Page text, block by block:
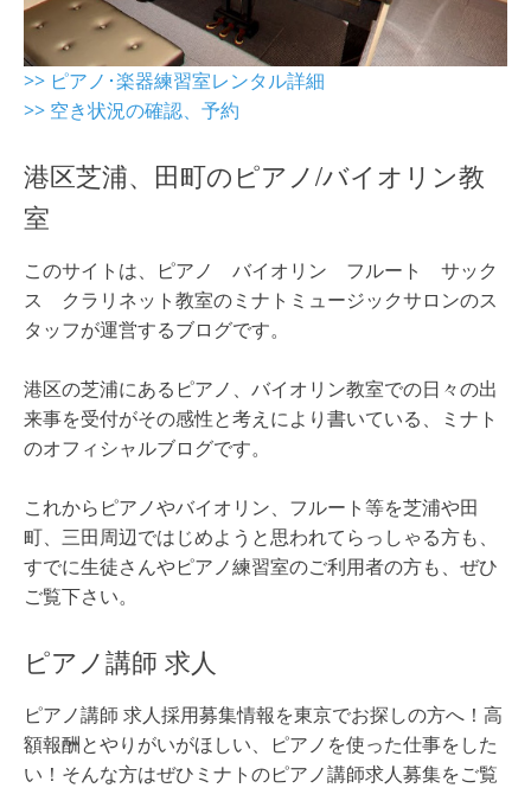
>> ピアノ･楽器練習室レンタル詳細
>> 空き状況の確認、予約
港区芝浦、田町のピアノ/バイオリン教
室
このサイトは、ピアノ バイオリン フルート サック
ス クラリネット教室のミナトミュージックサロンのス
タッフが運営するブログです。
港区の芝浦にあるピアノ、バイオリン教室での日々の出
来事を受付がその感性と考えにより書いている、ミナト
のオフィシャルブログです。
これからピアノやバイオリン、フルート等を芝浦や田
町、三田周辺ではじめようと思われてらっしゃる方も、
すでに生徒さんやピアノ練習室のご利用者の方も、ぜひ
ご覧下さい。
ピアノ講師 求人
ピアノ講師 求人採用募集情報を東京でお探しの方へ！高
額報酬とやりがいがほしい、ピアノを使った仕事をした
い！そんな方はぜひミナトのピアノ講師求人募集をご覧